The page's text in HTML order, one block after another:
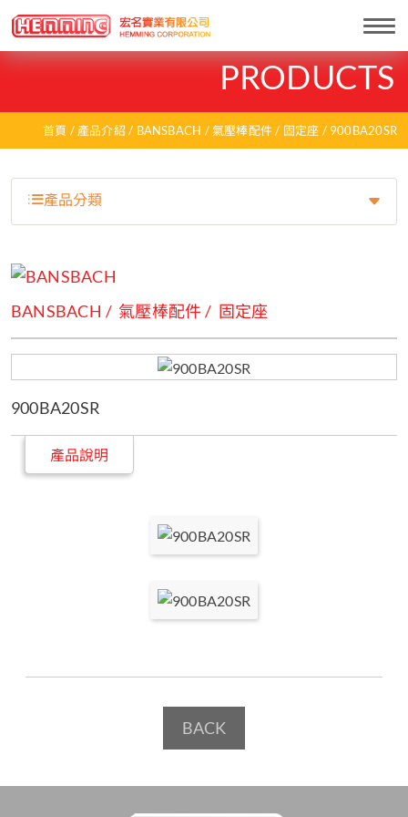
PRODUCTS
首頁 產品介紹 BANSBACH 氣壓棒配件 固定座 900BA20SR
產品分類
BANSBACH 氣壓棒配件 固定座
900BA20SR
產品說明
BACK